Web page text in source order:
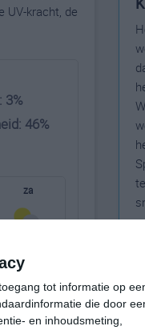
tot informatie op
die door
en inhoudsmeting,
UV-kracht, de
3%
46%
za
32°C